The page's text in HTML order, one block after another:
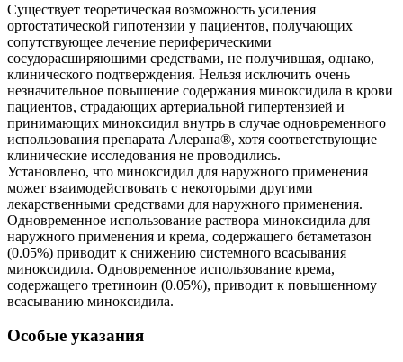
Существует теоретическая возможность усиления
ортостатической гипотензии у пациентов, получающих
сопутствующее лечение периферическими
сосудорасширяющими средствами, не получившая, однако,
клинического подтверждения. Нельзя исключить очень
незначительное повышение содержания миноксидила в крови
пациентов, страдающих артериальной гипертензией и
принимающих миноксидил внутрь в случае одновременного
использования препарата Алерана®, хотя соответствующие
клинические исследования не проводились.
Установлено, что миноксидил для наружного применения
может взаимодействовать с некоторыми другими
лекарственными средствами для наружного применения.
Одновременное использование раствора миноксидила для
наружного применения и крема, содержащего бетаметазон
(0.05%) приводит к снижению системного всасывания
миноксидила. Одновременное использование крема,
содержащего третиноин (0.05%), приводит к повышенному
всасыванию миноксидила.
Особые указания